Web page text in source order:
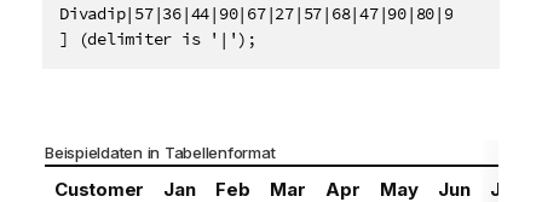
Divadip|57|36|44|90|67|27|57|68|47|90|80|94
] (delimiter is '|');
Beispieldaten in Tabellenformat
Customer Jan Feb Mar Apr May Jun Jul